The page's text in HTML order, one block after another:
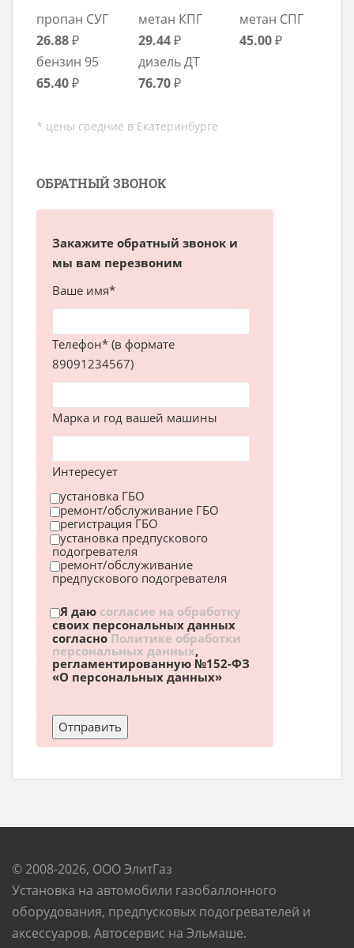
пропан СУГ
26.88₽
метан КПГ
29.44₽
метан СПГ
45.00₽
бензин 95
65.40₽
дизель ДТ
76.70₽
* цены средние в Екатеринбурге
ОБРАТНЫЙ ЗВОНОК
Закажите обратный звонок и
мы вам перезвоним
Ваше имя*
Телефон* (в формате
89091234567)
Марка и год вашей машины
Интересует
установка ГБО
ремонт/обслуживание ГБО
регистрация ГБО
установка предпускового
подогревателя
ремонт/обслуживание
предпускового подогревателя
Я даю согласие на обработку
своих персональных данных
согласноПолитике обработки
персональных данных,
регламентированную №152-ФЗ
«О персональных данных»
© 2008-2026, ООО ЭлитГаз
Установка на автомобили газобаллонного
оборудования, предпусковых подогревателей и
аксессуаров. Автосервис на Эльмаше.